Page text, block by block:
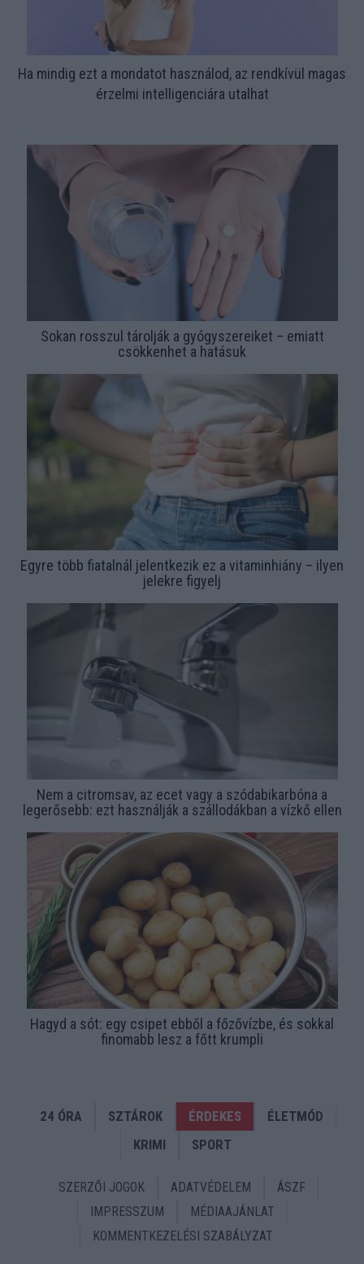
Ha mindig ezt a mondatot használod, az rendkívül magas
érzelmi intelligenciára utalhat
Sokan rosszul tárolják a gyógyszereiket – emiatt
csökkenhet a hatásuk
Egyre több fiatalnál jelentkezik ez a vitaminhiány – ilyen
jelekre figyelj
Nem a citromsav, az ecet vagy a szódabikarbóna a
legerősebb: ezt használják a szállodákban a vízkő ellen
Hagyd a sót: egy csipet ebből a főzővízbe, és sokkal
finomabb lesz a főtt krumpli
24 ÓRA SZTÁROK ÉRDEKES
ÉLETMÓD
KRIMI
SPORT
SZERZŐI JOGOK ADATVÉDELEM
ÁSZF
IMPRESSZUM
MÉDIAAJÁNLAT
KOMMENTKEZELÉSI SZABÁLYZAT